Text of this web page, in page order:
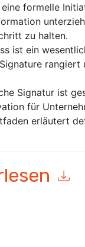
formelle
zu halten.
ist ein
Signatur ist
für
erläutert